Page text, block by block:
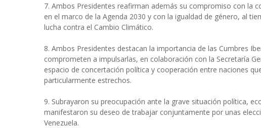
7. Ambos Presidentes reafirman además su compromiso con la
en el marco de la Agenda 2030 y con la igualdad de género, al
lucha contra el Cambio Climático.
8. Ambos Presidentes destacan la importancia de las Cumbres
comprometen a impulsarlas, en colaboración con la Secretaría
espacio de concertación política y cooperación entre naciones
particularmente estrechos.
9. Subrayaron su preocupación ante la grave situación política,
manifestaron su deseo de trabajar conjuntamente por unas
Venezuela.